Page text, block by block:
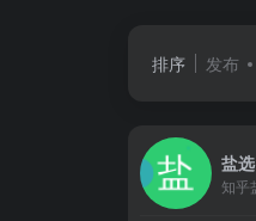
排序 发布
盐选